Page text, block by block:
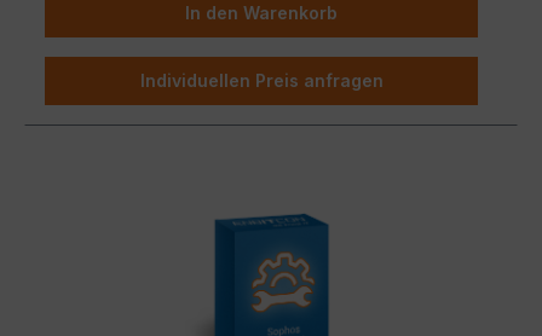
In den Warenkorb
Individuellen Preis anfragen